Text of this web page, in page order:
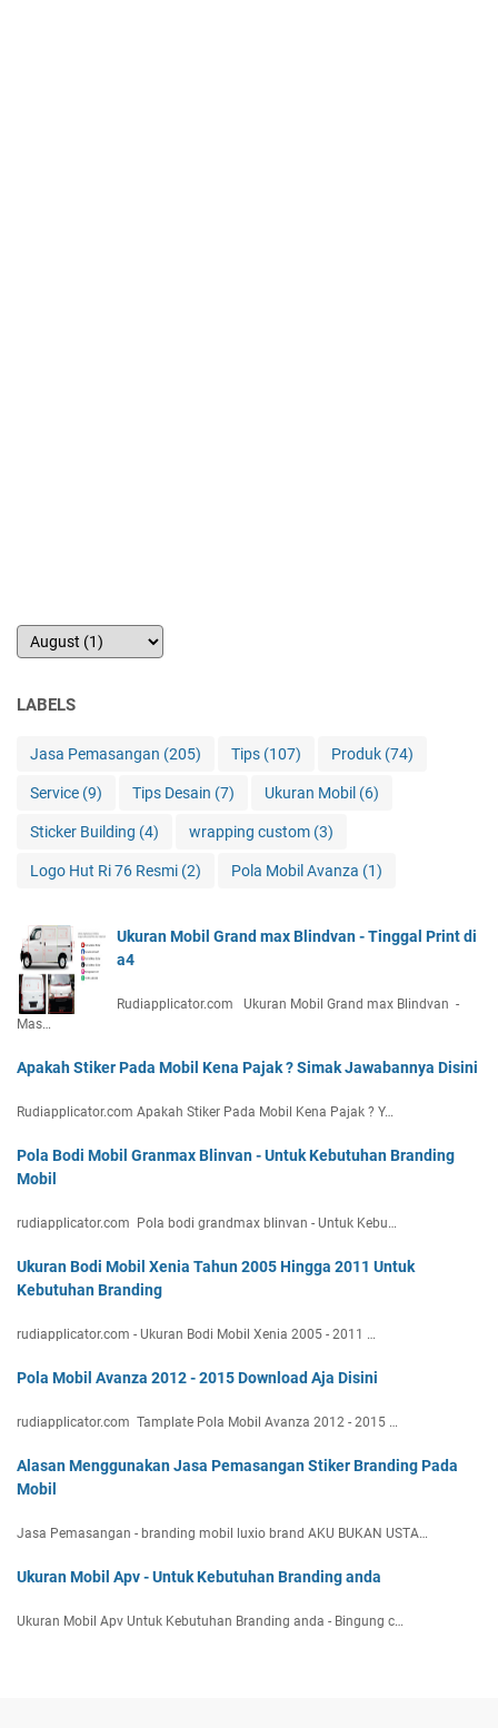
LABELS
Jasa Pemasangan (205) Tips (107) Produk (74)
Service (9) Tips Desain (7) Ukuran Mobil (6)
Sticker Building (4) wrapping custom (3)
Logo Hut Ri 76 Resmi (2) Pola Mobil Avanza (1)
Ukuran Mobil Grand max Blindvan - Tinggal Print di
a4
Rudiapplicator.com Ukuran Mobil Grand max Blindvan -
Mas…
Apakah Stiker Pada Mobil Kena Pajak ? Simak Jawabannya Disini
Rudiapplicator.com Apakah Stiker Pada Mobil Kena Pajak ? Y…
Pola Bodi Mobil Granmax Blinvan - Untuk Kebutuhan Branding
Mobil
rudiapplicator.com Pola bodi grandmax blinvan - Untuk Kebu…
Ukuran Bodi Mobil Xenia Tahun 2005 Hingga 2011 Untuk
Kebutuhan Branding
rudiapplicator.com - Ukuran Bodi Mobil Xenia 2005 - 2011 …
Pola Mobil Avanza 2012 - 2015 Download Aja Disini
rudiapplicator.com Tamplate Pola Mobil Avanza 2012 - 2015 …
Alasan Menggunakan Jasa Pemasangan Stiker Branding Pada
Mobil
Jasa Pemasangan - branding mobil luxio brand AKU BUKAN USTA…
Ukuran Mobil Apv - Untuk Kebutuhan Branding anda
Ukuran Mobil Apv Untuk Kebutuhan Branding anda - Bingung c…